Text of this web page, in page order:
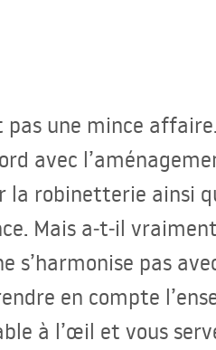
pas une mince
avec
la robinetterie ainsi
Mais a‑t‑il
s’harmonise pas
en compte
à l’œil et vous